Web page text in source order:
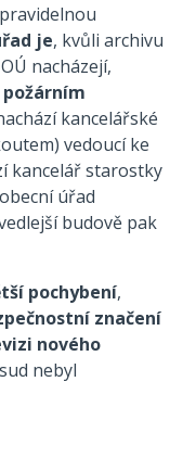
je, kvůli archivu
nacházejí,
kancelářské
vedoucí ke
kancelář starostky
úřad
budově pak
pochybení,
značení
nového
nebyl